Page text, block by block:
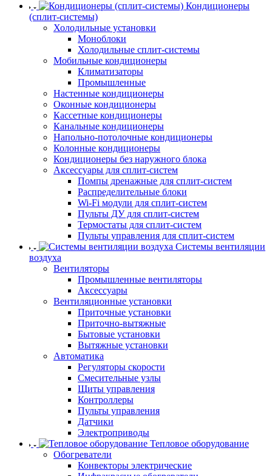
Кондиционеры
(сплит-системы)
Холодильные установки
Моноблоки
Холодильные сплит-системы
Мобильные кондиционеры
Климатизаторы
Промышленные
Настенные кондиционеры
Оконные кондиционеры
Кассетные кондиционеры
Канальные кондиционеры
Напольно-потолочные кондиционеры
Колонные кондиционеры
Кондиционеры без наружного блока
Аксессуары для сплит-систем
Помпы дренажные для сплит-систем
Распределительные блоки
Wi-Fi модули для сплит-систем
Пульты ДУ для сплит-систем
Термостаты для сплит-систем
Пульты управления для сплит-систем
Системы вентиляции
воздуха
Вентиляторы
Промышленные вентиляторы
Аксессуары
Вентиляционные установки
Приточные установки
Приточно-вытяжные
Бытовые установки
Вытяжные установки
Автоматика
Регуляторы скорости
Смесительные узлы
Щиты управления
Контроллеры
Пульты управления
Датчики
Электроприводы
Тепловое оборудование
Обогреватели
Конвекторы электрические